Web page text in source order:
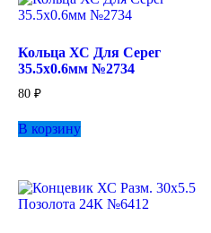
Кольца ХС Для Серег
35.5х0.6мм №2734
80 ₽
В корзину